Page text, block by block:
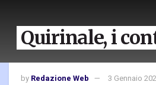
Quirinale, i
by Redazione Web
3 Gennaio